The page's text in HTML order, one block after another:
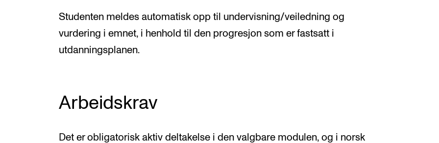
Studenten meldes automatisk opp til undervisning/veiledning og
vurdering i emnet, i henhold til den progresjon som er fastsatt i
utdanningsplanen.
Arbeidskrav
Det er obligatorisk aktiv deltakelse i den valgbare modulen, og i norsk